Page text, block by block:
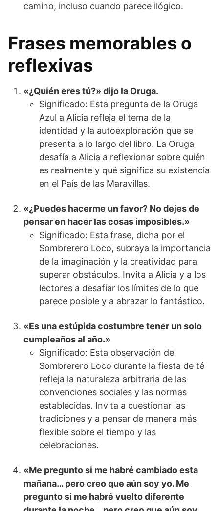
camino, incluso cuando parece ilógico.
Frases memorables o
reflexivas
«¿Quién eres tú?» dijo la Oruga.
Significado: Esta pregunta de la Oruga
Azul a Alicia refleja el tema de la
identidad y la autoexploración que se
presenta a lo largo del libro. La Oruga
desafía a Alicia a reflexionar sobre quién
es realmente y qué significa su existencia
en el País de las Maravillas.
«¿Puedes hacerme un favor? No dejes de
pensar en hacer las cosas imposibles.»
Significado: Esta frase, dicha por el
Sombrerero Loco, subraya la importancia
de la imaginación y la creatividad para
superar obstáculos. Invita a Alicia y a los
lectores a desafiar los límites de lo que
parece posible y a abrazar lo fantástico.
«Es una estúpida costumbre tener un solo
cumpleaños al año.»
Significado: Esta observación del
Sombrerero Loco durante la fiesta de té
refleja la naturaleza arbitraria de las
convenciones sociales y las normas
establecidas. Invita a cuestionar las
tradiciones y a pensar de manera más
flexible sobre el tiempo y las
celebraciones.
«Me pregunto si me habré cambiado esta
mañana… pero creo que aún soy yo. Me
pregunto si me habré vuelto diferente